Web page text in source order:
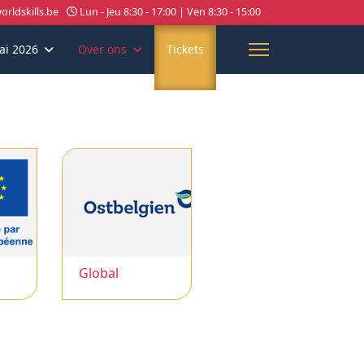
Lun - Jeu 8:30 - 17:00 | Ven 8:30 - 15:00
2026 Over ons Tickets
Global